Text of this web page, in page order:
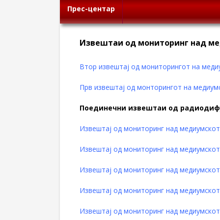
Прес-центар
Извештаи од мониторинг над
Втор извештај од мониторингот на
Прв извештај од монторингот на
Поединечни извештаи од
Извештај од мониторинг над
Извештај од мониторинг над
Извештај од мониторинг над
Извештај од мониторинг над
Извештај од мониторинг над